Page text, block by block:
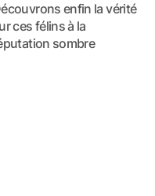
enfin la vérité
ces félins à la
sombre